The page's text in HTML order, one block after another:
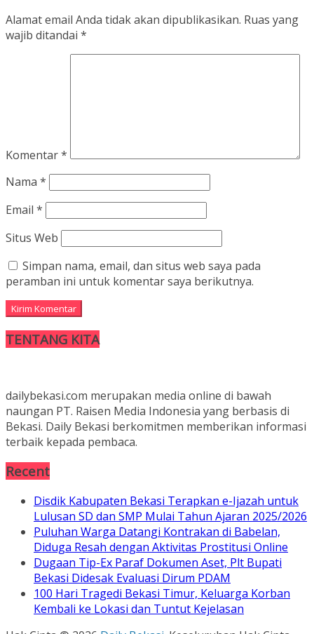
Alamat email Anda tidak akan dipublikasikan. Ruas yang
wajib ditandai *
Komentar*
Nama *
Email *
Situs Web
Simpan nama, email, dan situs web saya pada
peramban ini untuk komentar saya berikutnya.
TENTANG KITA
dailybekasi.com merupakan media online di bawah
naungan PT. Raisen Media Indonesia yang berbasis di
Bekasi. Daily Bekasi berkomitmen memberikan informasi
terbaik kepada pembaca.
Recent
Disdik Kabupaten Bekasi Terapkan e-Ijazah untuk
Lulusan SD dan SMP Mulai Tahun Ajaran 2025/2026
Puluhan Warga Datangi Kontrakan di Babelan,
Diduga Resah dengan Aktivitas Prostitusi Online
Dugaan Tip-Ex Paraf Dokumen Aset, Plt Bupati
Bekasi Didesak Evaluasi Dirum PDAM
100 Hari Tragedi Bekasi Timur, Keluarga Korban
Kembali ke Lokasi dan Tuntut Kejelasan